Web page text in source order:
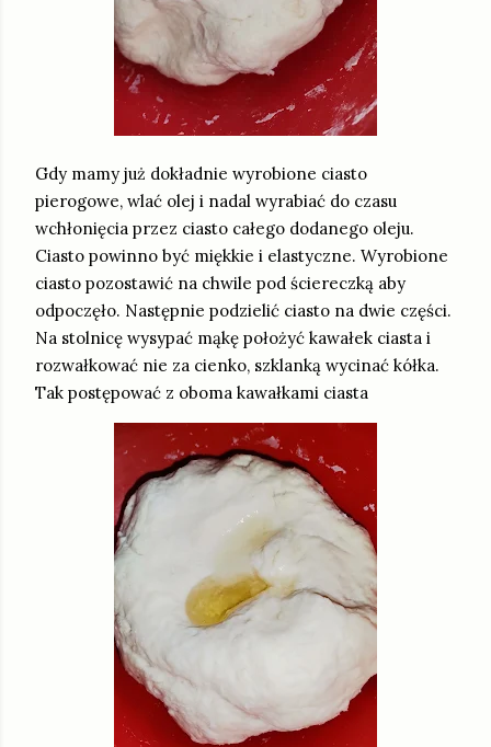
Gdy mamy już dokładnie wyrobione ciasto
pierogowe, wlać olej i nadal wyrabiać do czasu
wchłonięcia przez ciasto całego dodanego oleju.
Ciasto powinno być miękkie i elastyczne. Wyrobione
ciasto pozostawić na chwile pod ściereczką aby
odpoczęło. Następnie podzielić ciasto na dwie części.
Na stolnicę wysypać mąkę położyć kawałek ciasta i
rozwałkować nie za cienko, szklanką wycinać kółka.
Tak postępować z oboma kawałkami ciasta